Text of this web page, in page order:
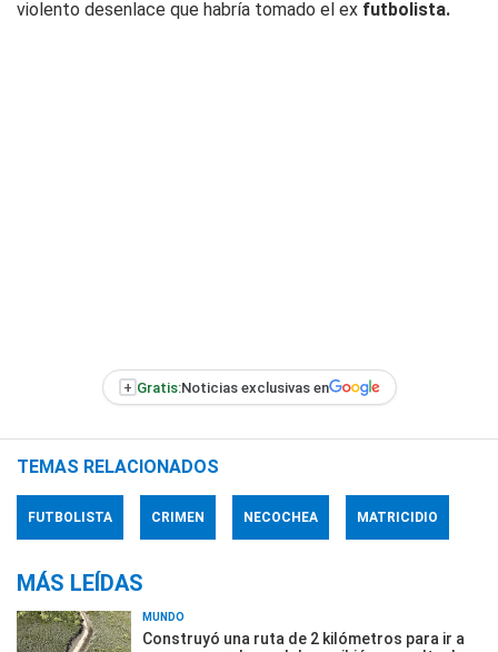
violento desenlace que habría tomado el ex futbolista.
+ Gratis:Noticias exclusivas en
TEMAS RELACIONADOS
FUTBOLISTA CRIMEN NECOCHEA MATRICIDIO
MÁS LEÍDAS
MUNDO
Construyó una ruta de 2 kilómetros para ir a